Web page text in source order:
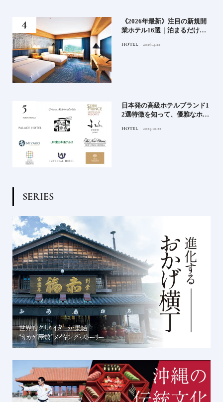
《2026年最新》注目の新規開
業ホテル16選｜泊まるだけで
ル
HOTEL 2026.4.22
日本発の高級ホテルブランド1
2選特徴を知って、優雅なホテ
ンド大解剖①
HOTEL 2025.10.22
SERIES